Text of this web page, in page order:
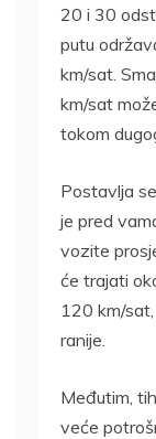
20 i 30
putu
km/sat.
km/sat
tokom
Postavlja
je pred
vozite
će trajati
120 km/
ranije.
Međutim,
veće